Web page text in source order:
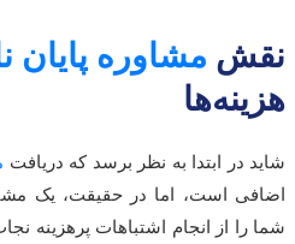
مشاوره پایان
در ابتدا به نظر برسد که دریافت
است، اما در حقیقت، یک مشاوره
از انجام اشتباهات پرهزینه نجات